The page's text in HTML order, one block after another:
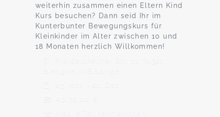
weiterhin zusammen einen Eltern Kind
Kurs besuchen? Dann seid Ihr im
Kunterbunter Bewegungskurs für
Kleinkinder im Alter zwischen 10 und
18 Monaten herzlich Willkommen!
Pleidelsheimer Str. 11, 74321
Bietigheim-Bissingen
23. Nov - 21. Dez
Ab 79,00 €
Max. 8 TeilnehmerInnen